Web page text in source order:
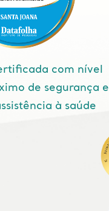
com nível
de segurança e
à saúde